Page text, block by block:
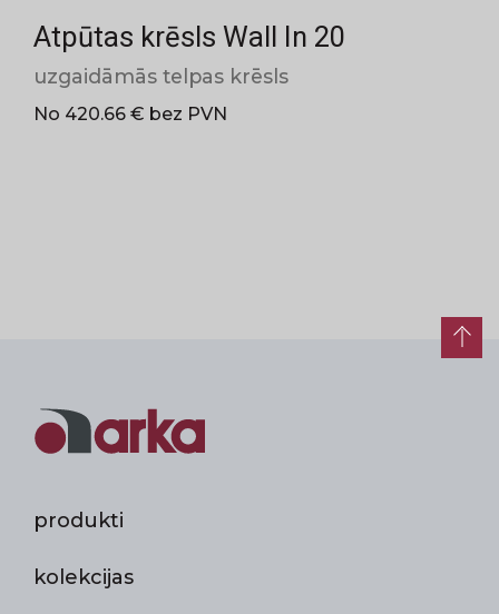
Atpūtas krēsls Wall In 20
uzgaidāmās telpas krēsls
No 420.66 € bez PVN
produkti
kolekcijas